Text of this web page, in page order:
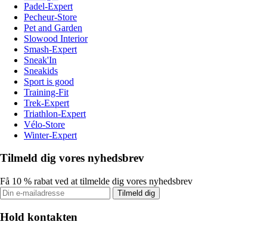
Padel-Expert
Pecheur-Store
Pet and Garden
Slowood Interior
Smash-Expert
Sneak'In
Sneakids
Sport is good
Training-Fit
Trek-Expert
Triathlon-Expert
Vélo-Store
Winter-Expert
Tilmeld dig vores nyhedsbrev
Få 10 % rabat ved at tilmelde dig vores nyhedsbrev
Tilmeld dig
Hold kontakten